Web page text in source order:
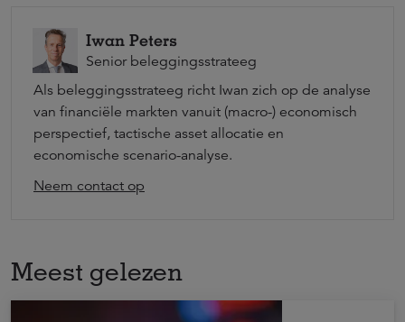
Iwan Peters
Senior beleggingsstrateeg
Als beleggingsstrateeg richt Iwan zich op de analyse
van financiële markten vanuit (macro-) economisch
perspectief, tactische asset allocatie en
economische scenario-analyse.
Neem contact op
Meest gelezen